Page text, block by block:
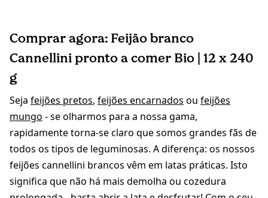
Comprar agora: Feijão branco
Cannellini pronto a comer Bio | 12 x 240
g
Seja feijões pretos, feijões encarnados ou feijões
mungo - se olharmos para a nossa gama,
rapidamentetorna-se claro que somos grandes fãs de
todos os tipos de leguminosas. A diferença: os nossos
feijões cannellini brancos vêm em latas práticas. Isto
significa que não há mais demolha ou cozedura